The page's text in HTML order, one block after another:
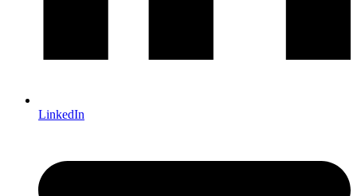
LinkedIn